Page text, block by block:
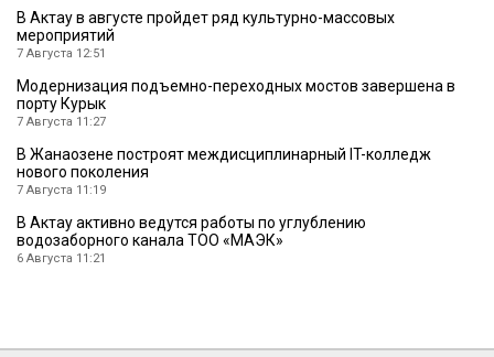
В Актау в августе пройдет ряд культурно-массовых
мероприятий
7 Августа 12:51
Модернизация подъемно-переходных мостов завершена в
порту Курык
7 Августа 11:27
В Жанаозене построят междисциплинарный IT-колледж
нового поколения
7 Августа 11:19
В Актау активно ведутся работы по углублению
водозаборного канала ТОО «МАЭК»
6 Августа 11:21